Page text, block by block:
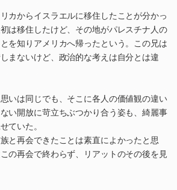
カからイスラエルに移住したことが分かっ
は移住したけど、その地がパレスチナ人の
を知りアメリカへ帰ったという。この兄は
まないけど、政治的な考えは自分とは違
いは同じでも、そこに各人の価値観の違い
い開放に苛立ちぶつかり合う姿も、綺麗事
ていた。
と再会できたことは素直によかったと思
の再会で終わらず、リアットのその後を見